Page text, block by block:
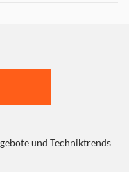
und Techniktrends